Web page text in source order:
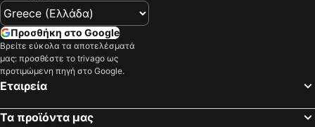
Προσθήκη στο Google
Βρείτε εύκολα τα αποτελέσματά
μας: προσθέστε το trivago ως
προτιμώμενη πηγή στο Google.
Εταιρεία
Τα προϊόντα μας